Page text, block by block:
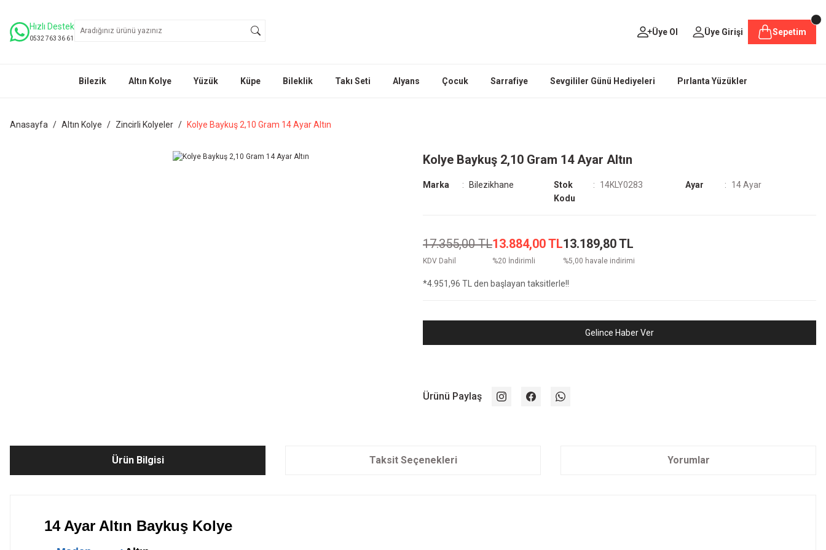
Hızlı Destek
0532 763 36 61
Üye Ol Üye Girişi Sepetim
Bilezik Altın Kolye Yüzük Küpe Bileklik Takı Seti Alyans Çocuk Sarrafiye Sevgililer Günü Hediyeleri Pırlanta Yüzükler
Anasayfa Altın Kolye Zincirli Kolyeler Kolye Baykuş 2,10 Gram 14 Ayar Altın
Kolye Baykuş 2,10 Gram 14 Ayar Altın
Marka Bilezikhane
Stok
Kodu
14KLY0283 Ayar 14 Ayar
17.355,00 TL
KDV Dahil
13.884,00 TL
%20 İndirimli
13.189,80 TL
%5,00 havale indirimi
*4.951,96 TL den başlayan taksitlerle!!
Gelince Haber Ver
Ürünü Paylaş
Ürün Bilgisi Taksit Seçenekleri Yorumlar
14 Ayar Altın Baykuş Kolye